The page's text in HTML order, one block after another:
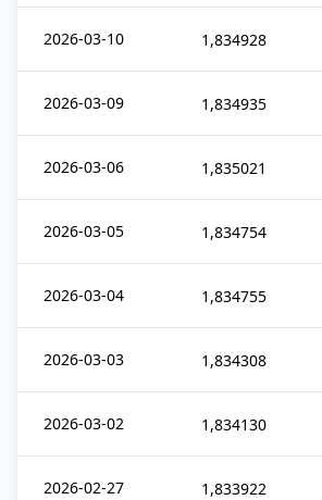
2026-03-10 1,834928
2026-03-09 1,834935
2026-03-06 1,835021
2026-03-05 1,834754
2026-03-04 1,834755
2026-03-03 1,834308
2026-03-02 1,834130
2026-02-27 1,833922